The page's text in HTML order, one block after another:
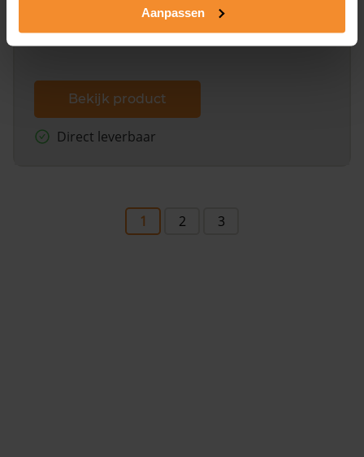
Aanpassen
dit inclusief de luchtfoto!
Bekijk product
Direct leverbaar
1 2 3